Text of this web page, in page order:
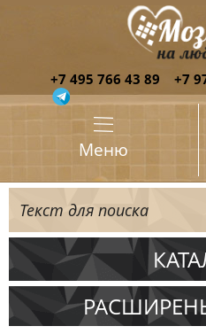
+7 495 766 43 89 +7
Меню
Испания